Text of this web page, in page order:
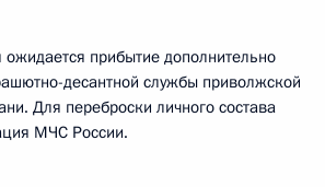
прибытие дополнительно
десантной службы приволжской
Для переброски личного состава
МЧС России.